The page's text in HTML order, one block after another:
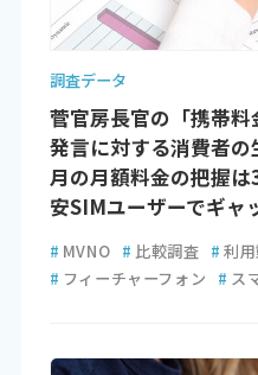
調査データ
菅官房長官の「携帯料
発言に対する消費者
月の月額料金の把握
安SIMユーザーでギャ
# MVNO # 比較調査 # 利
# フィーチャーフォン # ス